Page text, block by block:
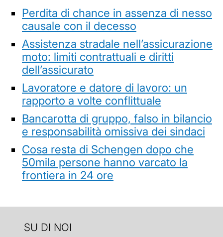
Perdita di chance in assenza di nesso
causale con il decesso
Assistenza stradale nell’assicurazione
moto: limiti contrattuali e diritti
dell’assicurato
Lavoratore e datore di lavoro: un
rapporto a volte conflittuale
Bancarotta di gruppo, falso in bilancio
e responsabilità omissiva dei sindaci
Cosa resta di Schengen dopo che
50mila persone hanno varcato la
frontiera in 24 ore
SU DI NOI